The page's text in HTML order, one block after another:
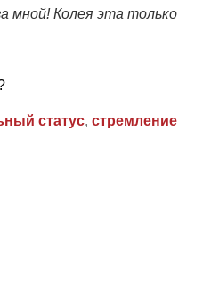
мной! Колея эта только
статус, стремление